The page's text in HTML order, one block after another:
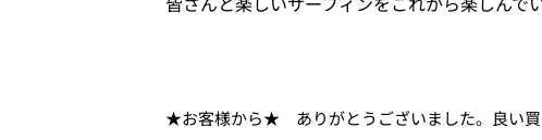
★お客様から★ ありがとうございました。良い買